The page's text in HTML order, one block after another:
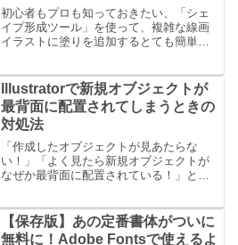
初心者もプロも知っておきたい、「シェ
イプ形成ツール」を使って、複雑な線画
イラストに塗りを追加するとても簡単な
で、ぜひ参考にしてみてください。
Illustratorで新規オブジェクトが
最背面に配置されてしまうときの
対処法
「作成したオブジェクトが見あたらな
い！」「よく見たら新規オブジェクトが
なぜか最背面に配置されている！」とい
てしまう原因と、その対処法を具体的に
解説していきます。
【保存版】あの定番書体がついに
無料に！Adobe Fontsで使えるよ